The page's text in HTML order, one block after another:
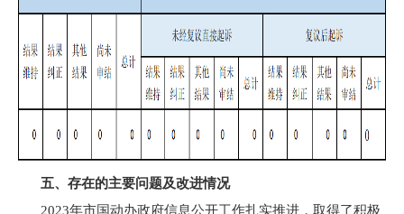
五、存在的主要问题及改进情况
2023年市国动办政府信息公开工作扎实推进，取得了积极